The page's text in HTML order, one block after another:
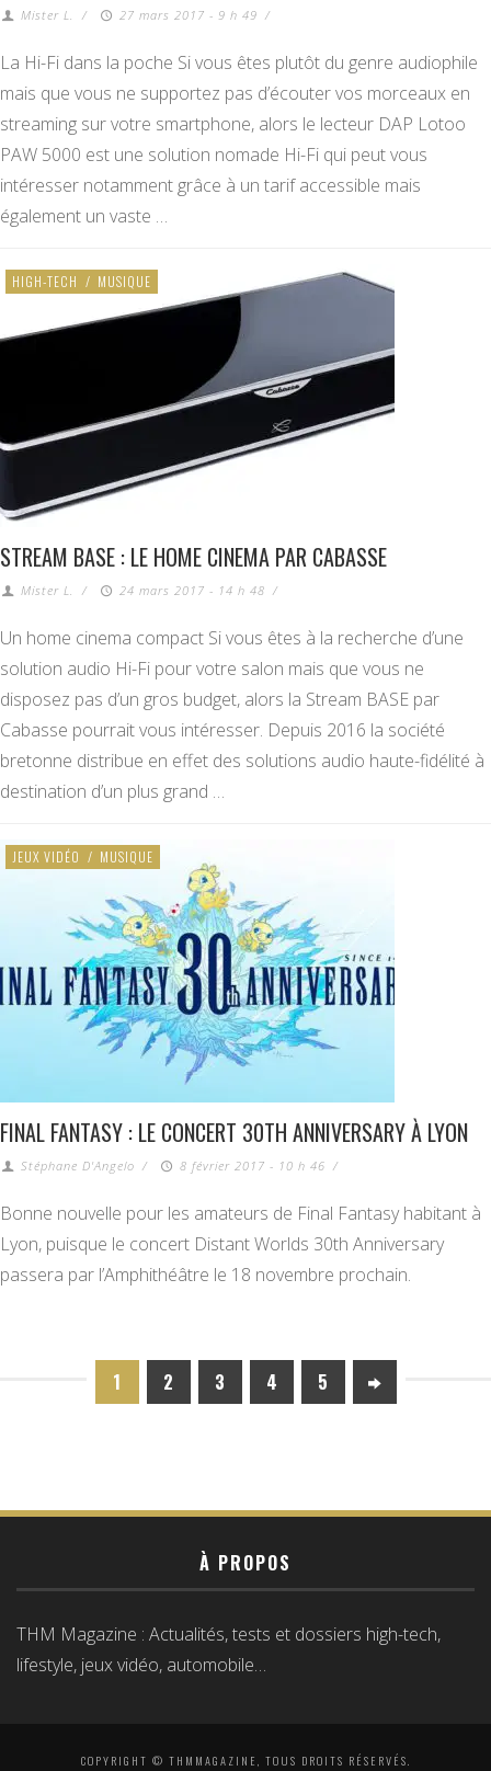
Mister L. / 27 mars 2017 - 9 h 49 /
La Hi-Fi dans la poche Si vous êtes plutôt du genre audiophile
mais que vous ne supportez pas d’écouter vos morceaux en
streaming sur votre smartphone, alors le lecteur DAP Lotoo
PAW 5000 est une solution nomade Hi-Fi qui peut vous
intéresser notamment grâce à un tarif accessible mais
également un vaste …
HIGH-TECH / MUSIQUE
STREAM BASE : LE HOME CINEMA PAR CABASSE
Mister L. / 24 mars 2017 - 14 h 48 /
Un home cinema compact Si vous êtes à la recherche d’une
solution audio Hi-Fi pour votre salon mais que vous ne
disposez pas d’un gros budget, alors la Stream BASE par
Cabasse pourrait vous intéresser. Depuis 2016 la société
bretonne distribue en effet des solutions audio haute-fidélité à
destination d’un plus grand …
JEUX VIDÉO / MUSIQUE
FINAL FANTASY : LE CONCERT 30TH ANNIVERSARY À LYON
Stéphane D'Angelo / 8 février 2017 - 10 h 46 /
Bonne nouvelle pour les amateurs de Final Fantasy habitant à
Lyon, puisque le concert Distant Worlds 30th Anniversary
passera par l’Amphithéâtre le 18 novembre prochain.
1 2 3 4 5
À PROPOS
THM Magazine : Actualités, tests et dossiers high-tech,
lifestyle, jeux vidéo, automobile…
COPYRIGHT © THMMAGAZINE, TOUS DROITS RÉSERVÉS.